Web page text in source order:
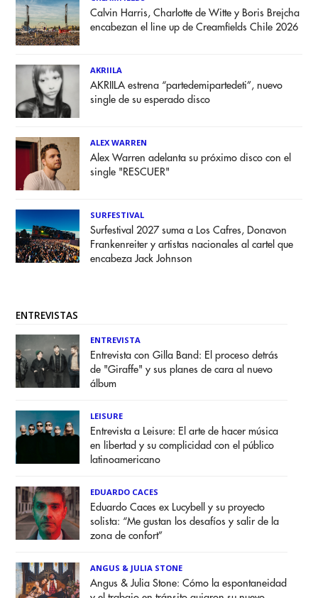
Calvin Harris, Charlotte de Witte y Boris Brejcha
encabezan el line up de Creamfields Chile 2026
AKRIILA
AKRIILA estrena “partedemipartedeti”, nuevo
single de su esperado disco
ALEX WARREN
Alex Warren adelanta su próximo disco con el
single "RESCUER"
SURFESTIVAL
Surfestival 2027 suma a Los Cafres, Donavon
Frankenreiter y artistas nacionales al cartel que
encabeza Jack Johnson
ENTREVISTAS
ENTREVISTA
Entrevista con Gilla Band: El proceso detrás
de "Giraffe" y sus planes de cara al nuevo
álbum
LEISURE
Entrevista a Leisure: El arte de hacer música
en libertad y su complicidad con el público
latinoamericano
EDUARDO CACES
Eduardo Caces ex Lucybell y su proyecto
solista: “Me gustan los desafíos y salir de la
zona de confort”
ANGUS & JULIA STONE
Angus & Julia Stone: Cómo la espontaneidad